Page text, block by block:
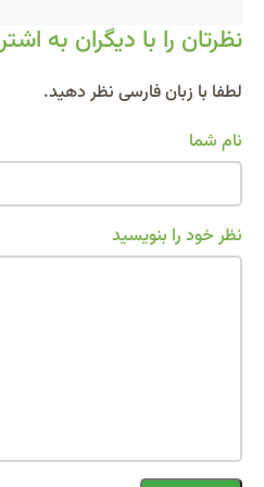
نظرتان را با دیگران به
لطفا با زبان فارسی نظر دهید.
نام شما
نظر خود را بنویسید
Alternative: